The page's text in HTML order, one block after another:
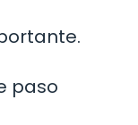
paso